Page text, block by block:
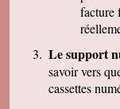
facture
Le support
savoir vers
cassettes